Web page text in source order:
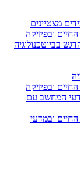
מצטיינים
ובפיזיקה
בביוטכנולוגיה
ובפיזיקה
המחשב עם
ובמדעי